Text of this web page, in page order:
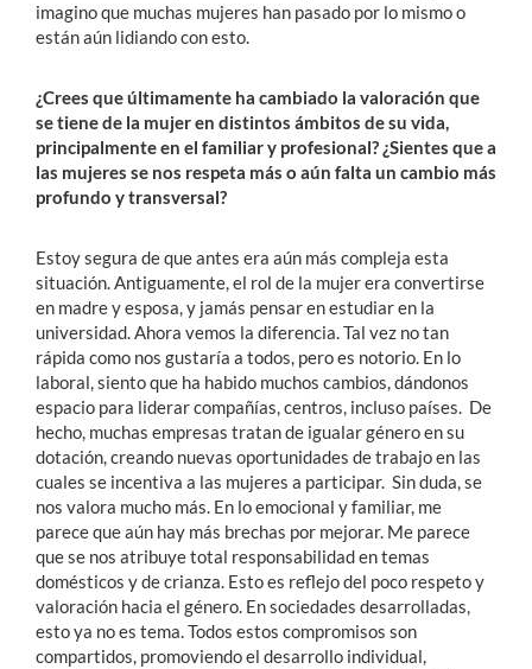
imagino que muchas mujeres han pasado por lo mismo o
están aún lidiando con esto.
¿Crees que últimamente ha cambiado la valoración que
se tiene de la mujer en distintos ámbitos de su vida,
principalmente en el familiar y profesional? ¿Sientes que a
las mujeres se nos respeta más o aún falta un cambio más
profundo y transversal?
Estoy segura de que antes era aún más compleja esta
situación. Antiguamente, el rol de la mujer era convertirse
en madre y esposa, y jamás pensar en estudiar en la
universidad. Ahora vemos la diferencia. Tal vez no tan
rápida como nos gustaría a todos, pero es notorio. En lo
laboral, siento que ha habido muchos cambios, dándonos
espacio para liderar compañías, centros, incluso países. De
hecho, muchas empresas tratan de igualar género en su
dotación, creando nuevas oportunidades de trabajo en las
cuales se incentiva a las mujeres a participar. Sin duda, se
nos valora mucho más. En lo emocional y familiar, me
parece que aún hay más brechas por mejorar. Me parece
que se nos atribuye total responsabilidad en temas
domésticos y de crianza. Esto es reflejo del poco respeto y
valoración hacia el género. En sociedades desarrolladas,
esto ya no es tema. Todos estos compromisos son
compartidos, promoviendo el desarrollo individual,